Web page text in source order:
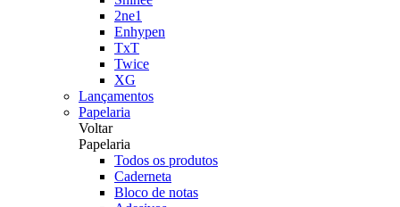
2ne1
Enhypen
TxT
Twice
XG
Lançamentos
Papelaria
Voltar
Papelaria
Todos os produtos
Caderneta
Bloco de notas